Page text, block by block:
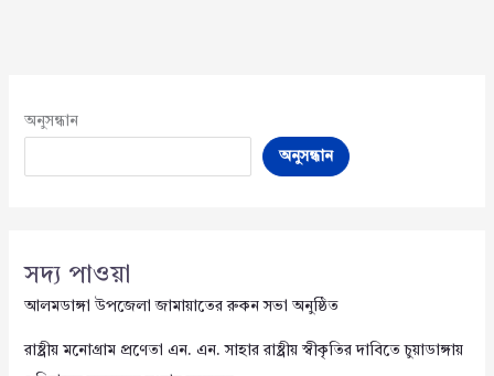
অনুসন্ধান
অনুসন্ধান
সদ্য পাওয়া
আলমডাঙ্গা উপজেলা জামায়াতের রুকন সভা অনুষ্ঠিত
রাষ্ট্রীয় মনোগ্রাম প্রণেতা এন. এন. সাহার রাষ্ট্রীয় স্বীকৃতির দাবিতে চুয়াডাঙ্গায়